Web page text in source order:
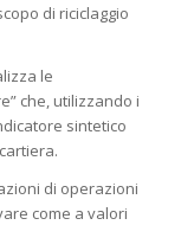
di riciclaggio
le
che, utilizzando i
sintetico
di operazioni
come a valori